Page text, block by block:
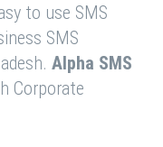
to use SMS
SMS
Alpha SMS
Corporate